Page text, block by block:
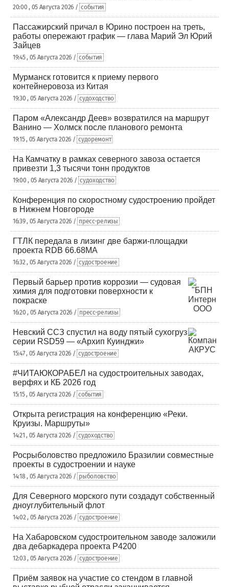
20:00 , 05 Августа 2026 / события
Пассажирский причал в Юрино построен на треть,
работы опережают график — глава Марий Эл Юрий
Зайцев
19:45 , 05 Августа 2026 / события
Мурманск готовится к приему первого
контейнеровоза из Китая
19:30 , 05 Августа 2026 / судоходство
Паром «Александр Деев» возвратился на маршрут
Ванино — Холмск после планового ремонта
19:15 , 05 Августа 2026 / судоремонт
На Камчатку в рамках северного завоза остается
привезти 1,3 тысячи тонн продуктов
19:00 , 05 Августа 2026 / судоходство
Конференция по скоростному судостроению пройдет
в Нижнем Новгороде
16:39 , 05 Августа 2026 / пресс-релизы
ГТЛК передала в лизинг две баржи-площадки
проекта RDB 66.68МА
16:32 , 05 Августа 2026 / судостроение
Первый барьер против коррозии — судовая
химия для подготовки поверхности к
покраске
16:20 , 05 Августа 2026 / пресс-релизы
Невский ССЗ спустил на воду пятый сухогруз
серии RSD59 — «Архип Куинджи»
15:47 , 05 Августа 2026 / судостроение
#ЧИТАЮКОРАБЕЛ на судостроительных заводах,
верфях и КБ 2026 год
15:15 , 05 Августа 2026 / события
Открыта регистрация на конференцию «Реки.
Круизы. Маршруты»
14:21 , 05 Августа 2026 / судоходство
Росрыболовство предложило Бразилии совместные
проекты в судостроении и науке
14:18 , 05 Августа 2026 / рыболовство
Для Северного морского пути создадут собственный
дноуглубительный флот
14:02 , 05 Августа 2026 / судостроение
На Хабаровском судостроительном заводе заложили
два дебаркадера проекта Р4200
12:03 , 05 Августа 2026 / судостроение
Приём заявок на участие со стендом в главной